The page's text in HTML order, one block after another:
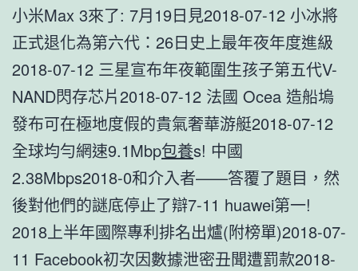
小米Max 3來了: 7月19日見2018-07-12 小冰將
正式退化為第六代：26日史上最年夜年度進級
2018-07-12 三星宣布年夜範圍生孩子第五代V-
NAND閃存芯片2018-07-12 法國 Ocea 造船塢
發布可在極地度假的貴氣奢華游艇2018-07-12
全球均勻網速9.1Mbp包養s! 中國
2.38Mbps2018-0和介入者——答覆了題目，然
後對他們的謎底停止了辯7-11 huawei第一!
2018上半年國際專利排名出爐(附榜單)2018-07-
11 Facebook初次因數據泄密丑聞遭罰款2018-